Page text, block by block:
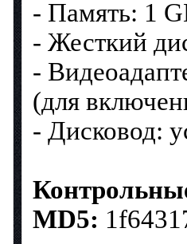
- Память: 1
- Жесткий
-
(для
- Дисковод:
MD5: